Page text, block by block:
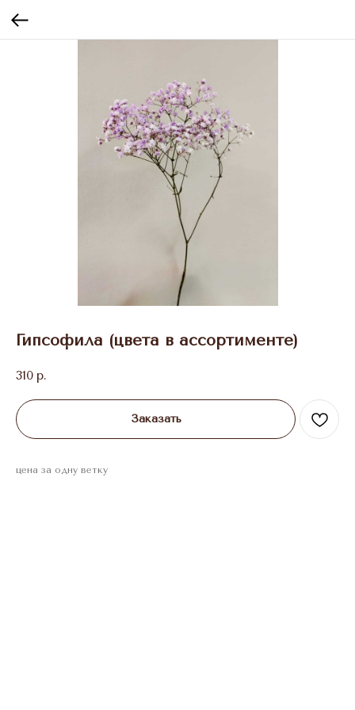
Гипсофила (цвета в ассортименте)
310 р.
Заказать
цена за одну ветку